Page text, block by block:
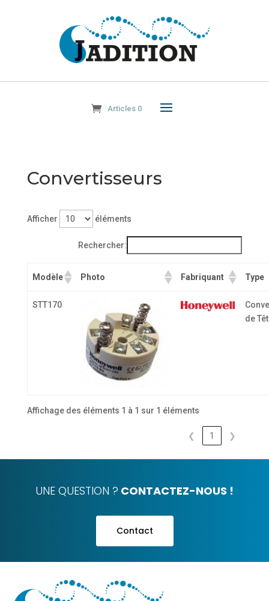
Articles 0
Convertisseurs
Afficher éléments
Rechercher:
Modèle Photo Fabriquant Type
STT170
de
Affichage des éléments 1 à 1 sur 1 éléments
❮ 1 ❯
UNE QUESTION ? CONTACTEZ-NOUS !
Contact